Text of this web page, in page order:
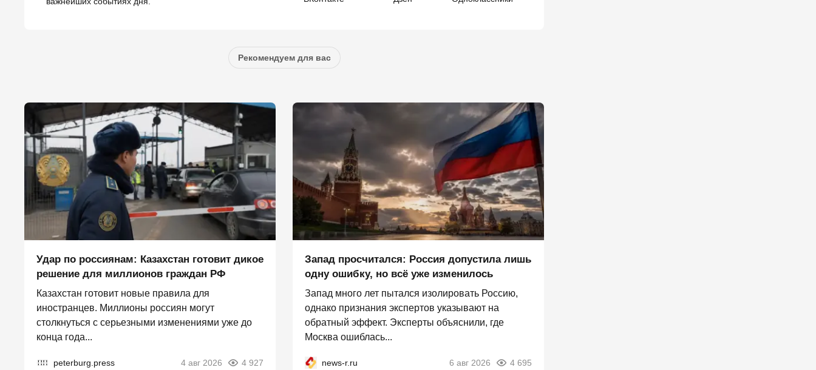
Рекомендуем для вас
Удар по россиянам: Казахстан готовит дикое
решение для миллионов граждан РФ
Казахстан готовит новые правила для
иностранцев. Миллионы россиян могут
столкнуться с серьезными изменениями уже до
конца года...
peterburg.press 4 авг 2026 4 927
Запад просчитался: Россия допустила лишь
одну ошибку, но всё уже изменилось
Запад много лет пытался изолировать Россию,
однако признания экспертов указывают на
обратный эффект. Эксперты объяснили, где
Москва ошиблась...
news-r.ru 6 авг 2026 4 695